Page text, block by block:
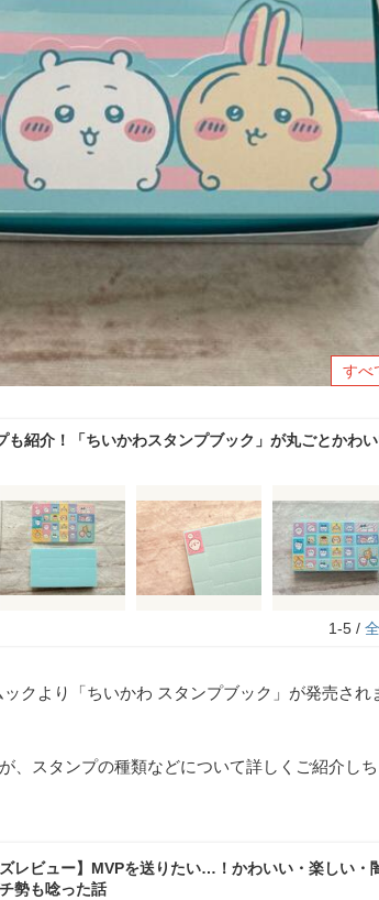
すべ
も紹介！「ちいかわスタンプブック」が丸ごとかわ
1-5 /
クより「ちいかわ スタンプブック」が発売され
、スタンプの種類などについて詳しくご紹介し
ズレビュー】MVPを送りたい…！かわいい・楽しい・
勢も唸った話